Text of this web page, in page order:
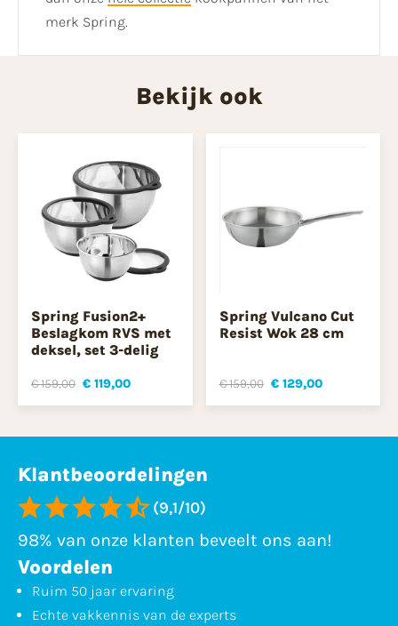
merk Spring.
Bekijk ook
Spring Fusion2+
Beslagkom RVS met
deksel, set 3-delig
€ 159,00 € 119,00
Spring Vulcano Cut
Resist Wok 28 cm
€ 159,00 € 129,00
Klantbeoordelingen
(9,1/10)
98% van onze klanten beveelt ons aan!
Voordelen
Ruim 50 jaar ervaring
Echte vakkennis van de experts